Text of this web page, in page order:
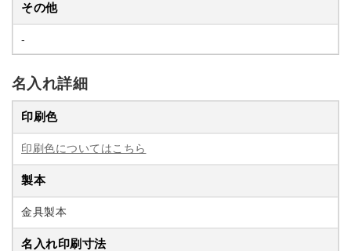
その他
-
名入れ詳細
印刷色
印刷色についてはこちら
製本
金具製本
名入れ印刷寸法